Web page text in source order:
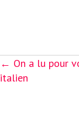
Posts
navigation
← On a lu pour
italien